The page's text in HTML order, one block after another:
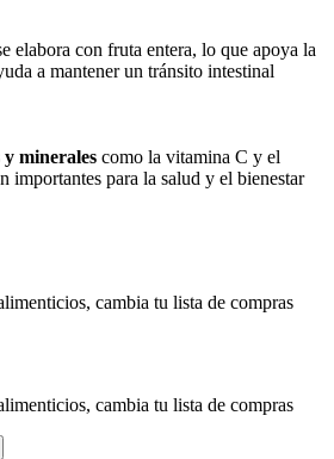
elabora con fruta entera, lo que apoya la
a mantener un tránsito intestinal
minerales como la vitamina C y el
importantes para la salud y el bienestar
cambia tu lista de compras
cambia tu lista de compras